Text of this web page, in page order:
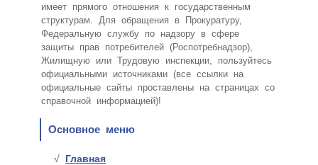
имеет прямого отношения к государственным
структурам. Для обращения в Прокуратуру,
Федеральную службу по надзору в сфере
защиты прав потребителей (Роспотребнадзор),
Жилищную или Трудовую инспекции, пользуйтесь
официальными источниками (все ссылки на
официальные сайты проставлены на страницах со
справочной информацией)!
Основное меню
Главная